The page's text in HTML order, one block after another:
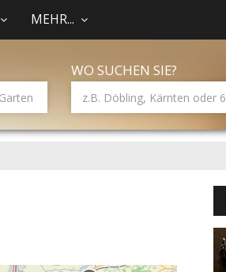
MEHR...
WO SUCHEN SIE?